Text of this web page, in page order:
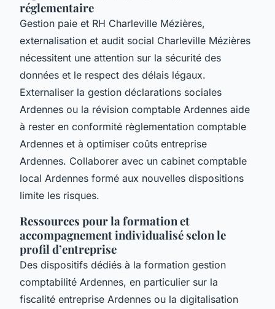
réglementaire
Gestion paie et RH Charleville Mézières,
externalisation et audit social Charleville Mézières
nécessitent une attention sur la sécurité des
données et le respect des délais légaux.
Externaliser la gestion déclarations sociales
Ardennes ou la révision comptable Ardennes aide
à rester en conformité règlementation comptable
Ardennes et à optimiser coûts entreprise
Ardennes. Collaborer avec un cabinet comptable
local Ardennes formé aux nouvelles dispositions
limite les risques.
Ressources pour la formation et
accompagnement individualisé selon le
profil d’entreprise
Des dispositifs dédiés à la formation gestion
comptabilité Ardennes, en particulier sur la
fiscalité entreprise Ardennes ou la digitalisation